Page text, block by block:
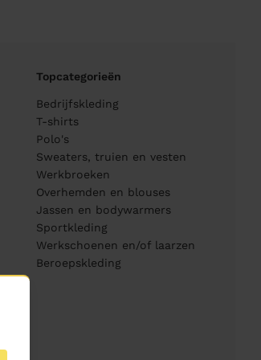
Topcategorieën
Bedrijfskleding
T-shirts
Polo's
Sweaters, truien en vesten
Werkbroeken
Overhemden en blouses
Jassen en bodywarmers
Sportkleding
Werkschoenen en/of laarzen
Beroepskleding